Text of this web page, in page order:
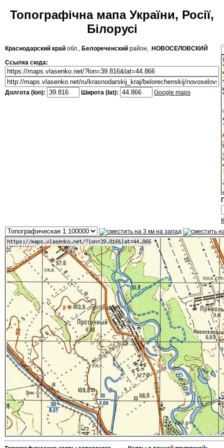
Топографічна мапа України, Росії,
Білорусі
Краснодарский край обл., Белореченский район, .НОВОСЕЛОВСКИЙ
Ссылка сюда:
Долгота (lon): Широта (lat): Google maps